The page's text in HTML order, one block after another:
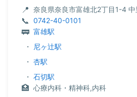
奈良県奈良市富雄北2丁目1-4 中
0742-40-0101
富雄駅
・
尼ヶ辻駅
・ 杏駅
・ 石切駅
心療内科・精神科,内科